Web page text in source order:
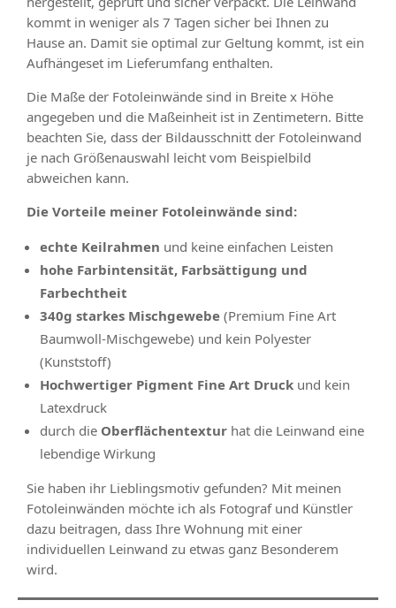
kommt in weniger als 7 Tagen sicher bei Ihnen zu
Hause an. Damit sie optimal zur Geltung kommt, ist ein
Aufhängeset im Lieferumfang enthalten.
Die Maße der Fotoleinwände sind in Breite x Höhe
angegeben und die Maßeinheit ist in Zentimetern. Bitte
beachten Sie, dass der Bildausschnitt der Fotoleinwand
je nach Größenauswahl leicht vom Beispielbild
abweichen kann.
Die Vorteile meiner Fotoleinwände sind:
echte Keilrahmen und keine einfachen Leisten
hohe Farbintensität, Farbsättigung und
Farbechtheit
340g starkes Mischgewebe (Premium Fine Art
Baumwoll-Mischgewebe) und kein Polyester
(Kunststoff)
Hochwertiger Pigment Fine Art Druck und kein
Latexdruck
durch die Oberflächentextur hat die Leinwand eine
lebendige Wirkung
Sie haben ihr Lieblingsmotiv gefunden? Mit meinen
Fotoleinwänden möchte ich als Fotograf und Künstler
dazu beitragen, dass Ihre Wohnung mit einer
individuellen Leinwand zu etwas ganz Besonderem
wird.